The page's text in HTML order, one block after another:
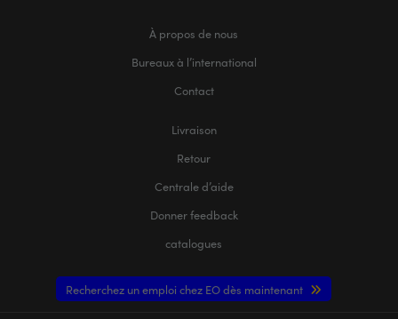
À propos de nous
Bureaux à l’international
Contact
Livraison
Retour
Centrale d’aide
Donner feedback
catalogues
Recherchez un emploi chez EO dès maintenant